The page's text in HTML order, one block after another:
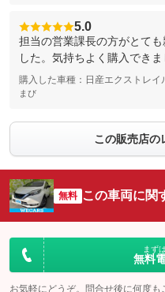
5.0
担当の営業課長の方がとて
した。気持ちよく購入できま
購入した車種：日産エクストレイ
まび
この販売店の
無料 この車両に関
まず
無料
お気軽にどうぞ。問合せ後に何度